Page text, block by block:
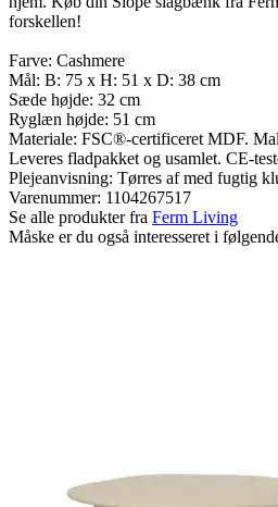
forskellen!
Farve: Cashmere
Mål: B: 75 x H: 51 x D: 38 cm
Sæde højde: 32 cm
Ryglæn højde: 51 cm
Materiale: FSC®-certificeret MDF.
Leveres fladpakket og usamlet. CE-
Plejeanvisning: Tørres af med fugtig
Varenummer: 1104267517
Se alle produkter fra Ferm Living
Måske er du også interesseret i